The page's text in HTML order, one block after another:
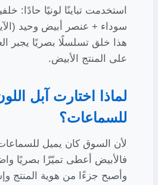
استخدمت تباينًا لونيًا حادًا:
سوداء + عنصر أبيض وحيد
هذا خلق تسلسلًا بصريًا يجبر
على المنتج الأبيض.
لماذا اختارت آبل
للسماعات؟
لأن السوق كان يميل للسماعات
فالأبيض أعطى تميّزًا بصريًا
وأصبح جزءًا من هوية المنتج